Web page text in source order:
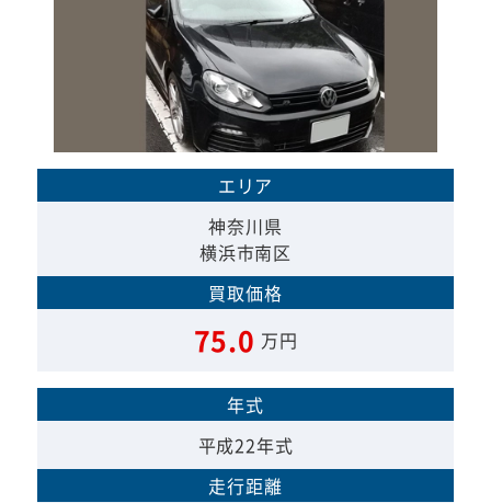
エリア
神奈川県
横浜市南区
買取価格
75.0 万円
年式
平成22年式
走行距離